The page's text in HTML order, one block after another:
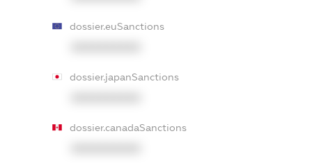
dossier.euSanctions
dossier.japanSanctions
dossier.canadaSanctions